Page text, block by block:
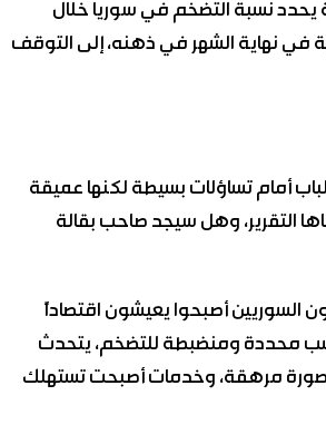
يحدد نسبة التضخم في سوريا خلال
في نهاية الشهر في ذهنه، إلى التوقف
أمام تساؤلات بسيطة لكنها عميقة
التقرير، وهل سيجد صاحب بقالة
السوريين أصبحوا يعيشون اقتصاداً
نسب محددة ومنضبطة للتضخم، يتحدث
مرهقة، وخدمات أصبحت تستهلك